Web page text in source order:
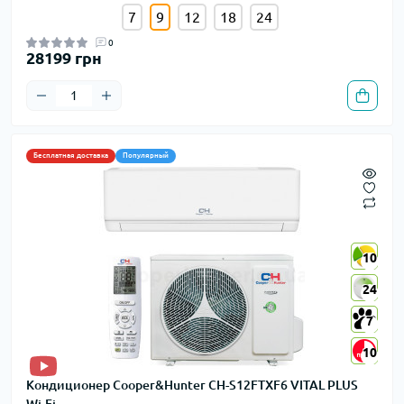
7 9 12 18 24
0
28199 грн
Бесплатная доставка Популярный
10
24
7
10
10
24
7
10
Кондиционер Cooper&Hunter CH-S12FTXF6 VITAL PLUS